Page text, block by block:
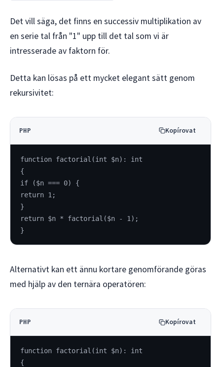
Det vill säga, det finns en successiv multiplikation av
en serie tal från "1" upp till det tal som vi är
intresserade av faktorn för.
Detta kan lösas på ett mycket elegant sätt genom
rekursivitet:
PHP Kopírovat
function factorial(int $n): int
{
if ($n === 0) {
return 1;
}
return $n * factorial($n - 1);
}
Alternativt kan ett ännu kortare genomförande göras
med hjälp av den ternära operatören:
PHP Kopírovat
function factorial(int $n): int
{